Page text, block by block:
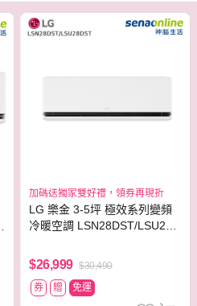
加碼送獨家雙好禮，領券再現折
LG 樂金 3-5坪 極效系列變頻
冷暖空調 LSN28DST/LSU28D
$26,999 $30,490
券
贈 免運